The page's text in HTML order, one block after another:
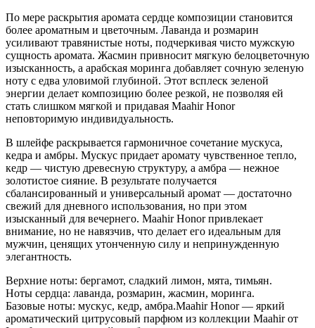
По мере раскрытия аромата сердце композиции становится
более ароматным и цветочным. Лаванда и розмарин
усиливают травянистые ноты, подчеркивая чисто мужскую
сущность аромата. Жасмин привносит мягкую белоцветочную
изысканность, а арабская моринга добавляет сочную зеленую
ноту с едва уловимой глубиной. Этот всплеск зеленой
энергии делает композицию более резкой, не позволяя ей
стать слишком мягкой и придавая Maahir Honor
неповторимую индивидуальность.
В шлейфе раскрывается гармоничное сочетание мускуса,
кедра и амбры. Мускус придает аромату чувственное тепло,
кедр — чистую древесную структуру, а амбра — нежное
золотистое сияние. В результате получается
сбалансированный и универсальный аромат — достаточно
свежий для дневного использования, но при этом
изысканный для вечернего. Maahir Honor привлекает
внимание, но не навязчив, что делает его идеальным для
мужчин, ценящих утонченную силу и непринужденную
элегантность.
Верхние ноты: бергамот, сладкий лимон, мята, тимьян.
Ноты сердца: лаванда, розмарин, жасмин, моринга.
Базовые ноты: мускус, кедр, амбра.Maahir Honor — яркий
ароматический цитрусовый парфюм из коллекции Maahir от